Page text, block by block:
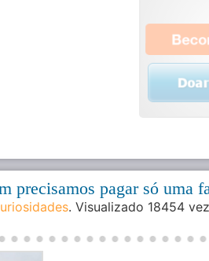
precisamos pagar só uma
. Visualizado 18454